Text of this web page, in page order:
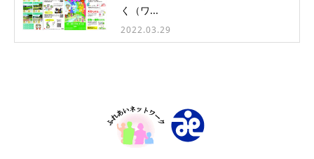
く（ワ...
2022.03.29